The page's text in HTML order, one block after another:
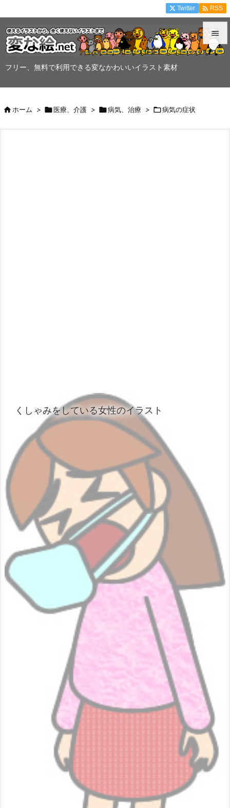
フリー、無料で利用できる変なかわいいイラスト素材


Twitter  RSS
ホーム > 医療、介護 > 病気、治療 > 病気の症状
くしゃみをしている女性のイラスト